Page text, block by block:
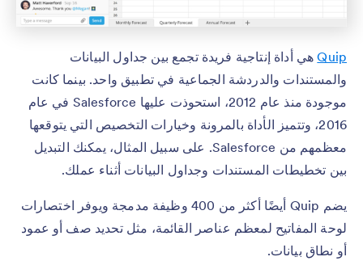
Quipهي أداة إنتاجية فريدة تجمع بين جداول البيانات
والمستندات والدردشة الجماعية في تطبيق واحد. بينما كانت
موجودة منذ عام 2012، استحوذت عليها Salesforce في عام
2016، وتتميز الأداة بالمرونة وخيارات التخصيص التي يتوقعها
معظمهم من Salesforce. على سبيل المثال، يمكنك التبديل
بين تخطيطات المستندات وجداول البيانات أثناء عملك.
يضم Quip أيضًا أكثر من 400 وظيفة مدمجة ويوفر اختصارات
لوحة المفاتيح لمعظم عناصر القائمة، مثل تحديد صف أو عمود
أو نطاق بيانات.